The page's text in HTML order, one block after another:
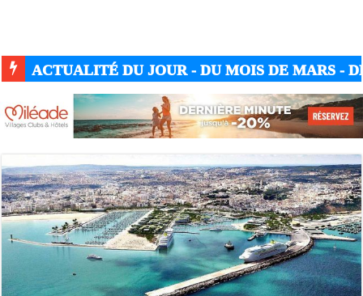
ACTUALITÉ GUERRE UKRAINE-RUSSIE